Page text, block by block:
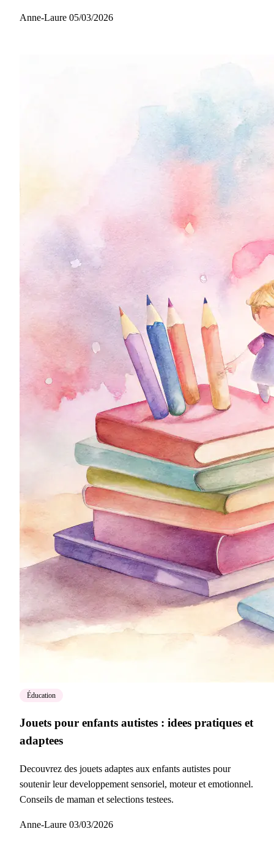
Anne-Laure 05/03/2026
Éducation
Jouets pour enfants autistes : idees pratiques et
adaptees
Decouvrez des jouets adaptes aux enfants autistes pour
soutenir leur developpement sensoriel, moteur et emotionnel.
Conseils de maman et selections testees.
Anne-Laure 03/03/2026